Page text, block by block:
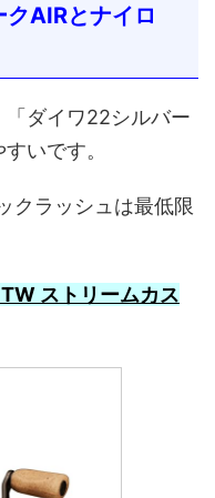
AIRとナイロ
ダイワ22シルバー
いです。
クラッシュは最低限
ストリームカス